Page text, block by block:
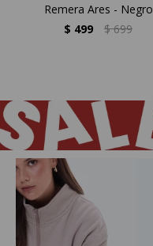
Remera Ares - Negro
$ 499 $ 699